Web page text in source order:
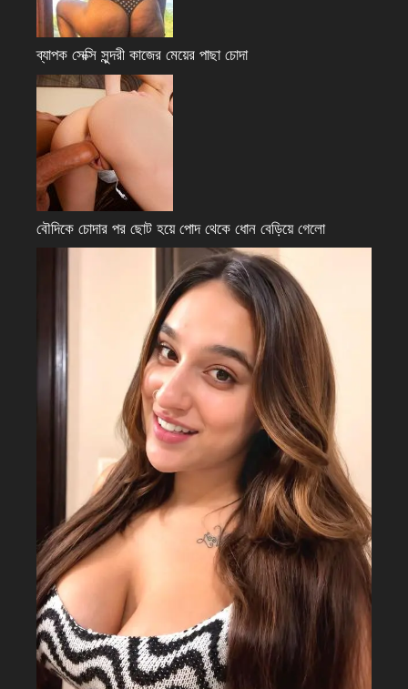
ব্যাপক সেক্সি সুন্দরী কাজের মেয়ের পাছা চোদা
বৌদিকে চোদার পর ছোট হয়ে পোদ থেকে ধোন বেড়িয়ে গেলো